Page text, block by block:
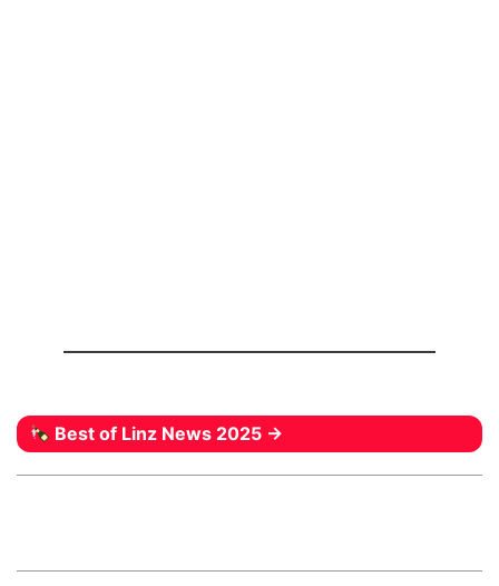
Best of Linz News 2025 →